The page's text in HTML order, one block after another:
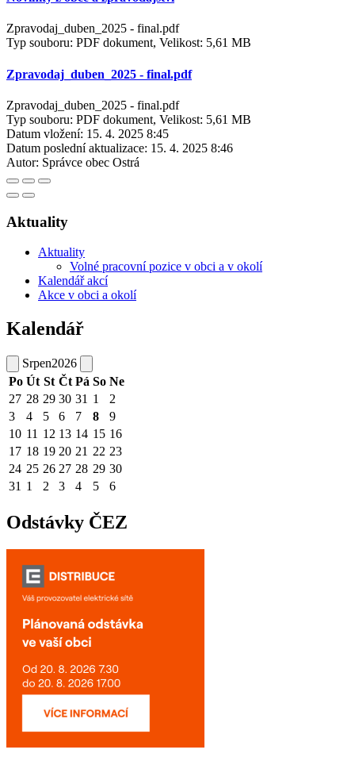
Zpravodaj_duben_2025 - final.pdf
Typ souboru: PDF dokument, Velikost: 5,61 MB
Zpravodaj_duben_2025 - final.pdf
Zpravodaj_duben_2025 - final.pdf
Typ souboru: PDF dokument, Velikost: 5,61 MB
Datum vložení: 15. 4. 2025 8:45
Datum poslední aktualizace: 15. 4. 2025 8:46
Autor: Správce obec Ostrá
Aktuality
Aktuality
Volné pracovní pozice v obci a v okolí
Kalendář akcí
Akce v obci a okolí
Kalendář
Srpen2026
Po Út St Čt Pá So Ne
27 28 29 30 31 1
2
3
4 5 6 7 8
9
10 11 12 13 14 15 16
17 18 19 20 21 22 23
24 25 26 27 28 29 30
31 1 2 3 4 5 6
Odstávky ČEZ